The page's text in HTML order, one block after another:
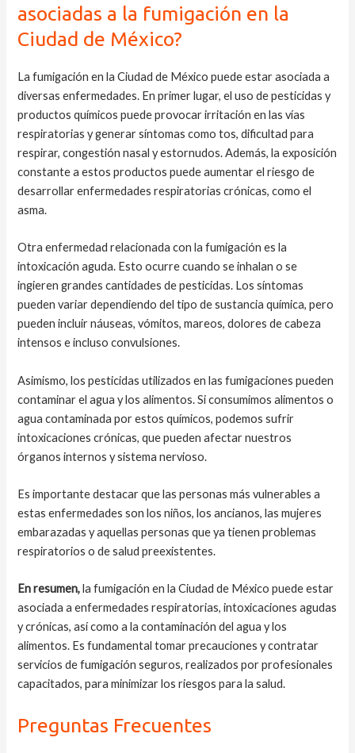
asociadas a la fumigación en la
Ciudad de México?
La fumigación en la Ciudad de México puede estar asociada a
diversas enfermedades. En primer lugar, el uso de pesticidas y
productos químicos puede provocar irritación en las vías
respiratorias y generar síntomas como tos, dificultad para
respirar, congestión nasal y estornudos. Además, la exposición
constante a estos productos puede aumentar el riesgo de
desarrollar enfermedades respiratorias crónicas, como el
asma.
Otra enfermedad relacionada con la fumigación es la
intoxicación aguda. Esto ocurre cuando se inhalan o se
ingieren grandes cantidades de pesticidas. Los síntomas
pueden variar dependiendo del tipo de sustancia química, pero
pueden incluir náuseas, vómitos, mareos, dolores de cabeza
intensos e incluso convulsiones.
Asimismo, los pesticidas utilizados en las fumigaciones pueden
contaminar el agua y los alimentos. Si consumimos alimentos o
agua contaminada por estos químicos, podemos sufrir
intoxicaciones crónicas, que pueden afectar nuestros
órganos internos y sistema nervioso.
Es importante destacar que las personas más vulnerables a
estas enfermedades son los niños, los ancianos, las mujeres
embarazadas y aquellas personas que ya tienen problemas
respiratorios o de salud preexistentes.
En resumen,la fumigación en la Ciudad de México puede estar
asociada a enfermedades respiratorias, intoxicaciones agudas
y crónicas, así como a la contaminación del agua y los
alimentos. Es fundamental tomar precauciones y contratar
servicios de fumigación seguros, realizados por profesionales
capacitados, para minimizar los riesgos para la salud.
Preguntas Frecuentes